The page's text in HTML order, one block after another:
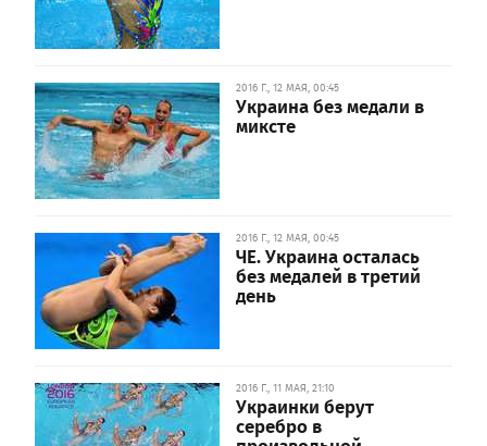
2016 Г., 12 МАЯ, 00:45
Украина без медали в
миксте
2016 Г., 12 МАЯ, 00:45
ЧЕ. Украина осталась
без медалей в третий
день
2016 Г., 11 МАЯ, 21:10
Украинки берут
серебро в